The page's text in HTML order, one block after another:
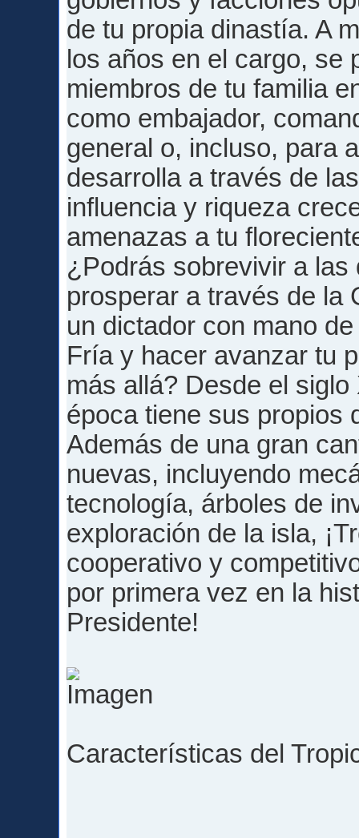
de tu propia dinastía. A
los años en el cargo, se
miembros de tu familia
como embajador,
general o, incluso, para
desarrolla a través de
influencia y riqueza
amenazas a tu
¿Podrás sobrevivir a
prosperar a través de la
un dictador con mano
Fría y hacer avanzar tu
más allá? Desde el
época tiene sus propios
Además de una gran
nuevas, incluyendo
tecnología, árboles de
exploración de la isla,
cooperativo y
por primera vez en la
Presidente!
Características del